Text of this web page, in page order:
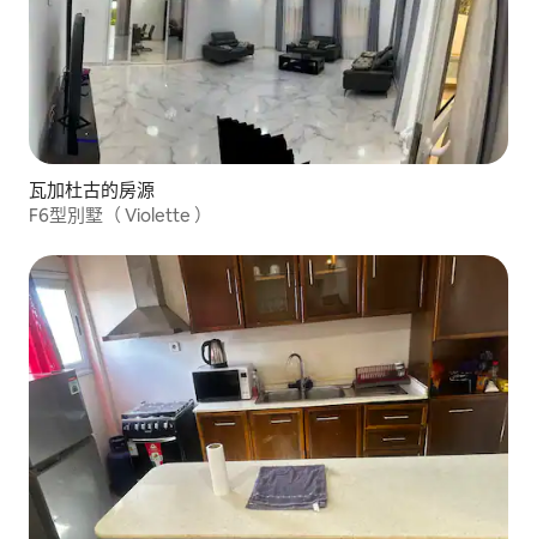
瓦加杜古的房源
F6型別墅（ Violette ）